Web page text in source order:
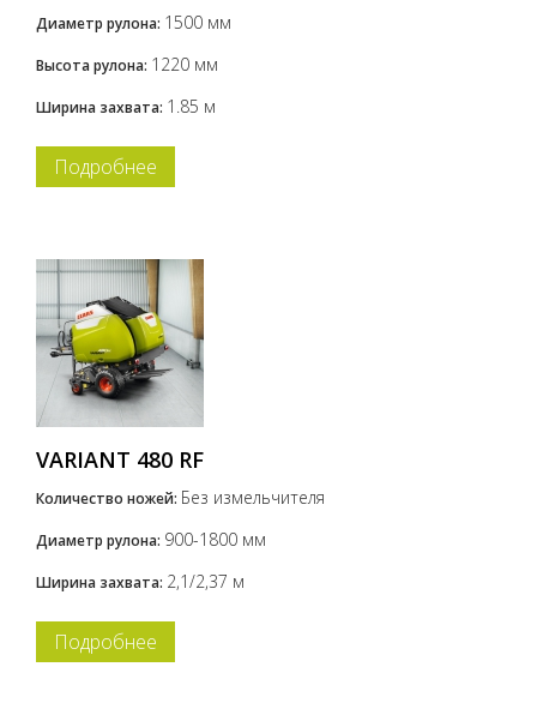
Диаметр рулона: 1500 мм
Высота рулона: 1220 мм
Ширина захвата: 1.85 м
Подробнее
VARIANT 480 RF
Количество ножей: Без измельчителя
Диаметр рулона: 900-1800 мм
Ширина захвата: 2,1/2,37 м
Подробнее